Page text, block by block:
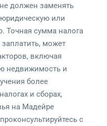
должен заменять
или
Точная сумма налога
может
включая
недвижимость и
более
и сборах,
на Мадейре
с